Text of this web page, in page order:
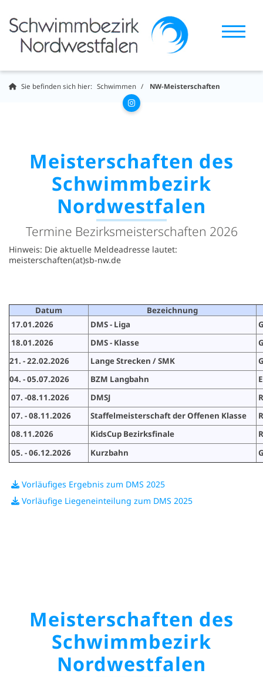
Sie befinden sich hier: Schwimmen NW-Meisterschaften
Meisterschaften des
Schwimmbezirk
Nordwestfalen
Termine Bezirksmeisterschaften 2026
Hinweis: Die aktuelle Meldeadresse lautet:
meisterschaften(at)sb-nw.de
Datum
Bezeichnung
17.01.2026
DMS - Liga
18.01.2026
DMS - Klasse
21. - 22.02.2026
Lange Strecken / SMK
04. - 05.07.2026
BZM Langbahn
07. -08.11.2026
DMSJ
07. - 08.11.2026
Staffelmeisterschaft der Offenen Klasse
08.11.2026
KidsCup Bezirksfinale
05. - 06.12.2026
Kurzbahn
Vorläufiges Ergebnis zum DMS 2025
Vorläufige Liegeneinteilung zum DMS 2025
Meisterschaften des
Schwimmbezirk
Nordwestfalen